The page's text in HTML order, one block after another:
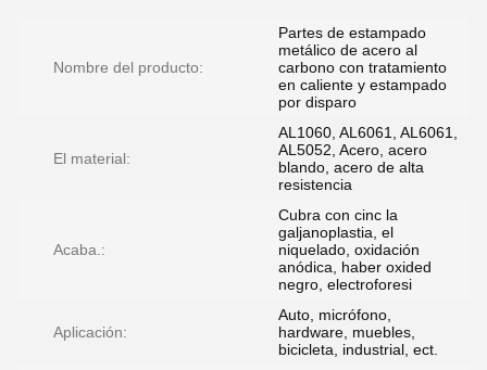
Nombre del producto:
Partes de estampado
metálico de acero al
carbono con tratamiento
en caliente y estampado
por disparo
El material:
AL1060, AL6061, AL6061,
AL5052, Acero, acero
blando, acero de alta
resistencia
Acaba.:
Cubra con cinc la
galjanoplastia, el
niquelado, oxidación
anódica, haber oxided
negro, electroforesi
Aplicación:
Auto, micrófono,
hardware, muebles,
bicicleta, industrial, ect.